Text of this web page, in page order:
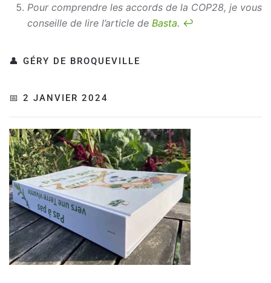
Pour comprendre les accords de la COP28, je vous
conseille de lire l’article de Basta. ↩︎
👤 GÉRY DE BROQUEVILLE
📅 2 JANVIER 2024